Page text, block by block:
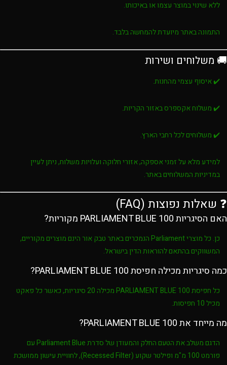
ללא שינוי במוצר עצמו או באיכותו.
התמונה באתר מיועדת להמחשה בלבד.
🚚 משלוחים ושירות
✔️ איסוף עצמי מהחנות.
✔️ משלוח אקספרס באזור הקריות.
✔️ משלוחים לכל רחבי הארץ.
למידע מלא על זמני אספקה, אזורי חלוקה ועלויות משלוח, ניתן לעיין
במדיניות המשלוחים באתר.
❓ שאלות נפוצות (FAQ)
האם הסיגריות PARLIAMENT BLUE 100 מקוריות?
כן. כל מוצריParliamentהנמכרים באתרטבק אורהינם מוצרים מקוריים,
המשווקים בהתאם להוראות הדין בישראל.
כמה סיגריות מכילה חפיסת PARLIAMENT BLUE 100?
כל חפיסתPARLIAMENT BLUE 100מכילה20 סיגריות
, כאשר כל פאקט
מכיל10 חפיסות .
מה מייחד את PARLIAMENT BLUE 100?
הדגם משלב את הטעם החלק והמעודן של סדרתParliament Blueעם
פורמט100 מ"מ ופילטר שקוע (Recessed Filter), לחוויית עישון ממושכת